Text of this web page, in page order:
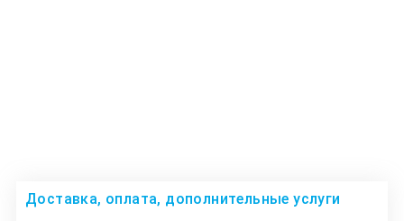
Доставка, оплата, дополнительные услуги